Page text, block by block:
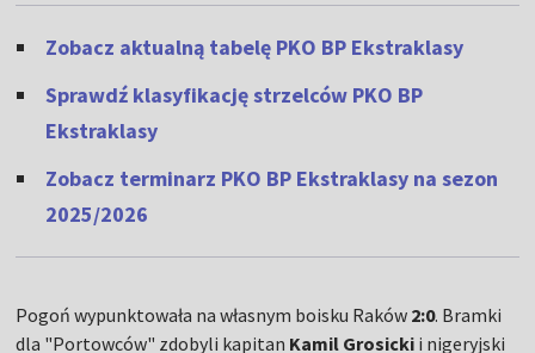
Zobacz aktualną tabelę PKO BP Ekstraklasy
Sprawdź klasyfikację strzelców PKO BP
Ekstraklasy
Zobacz terminarz PKO BP Ekstraklasy na sezon
2025/2026
Pogoń wypunktowała na własnym boisku Raków 2:0. Bramki
dla "Portowców" zdobyli kapitan Kamil Grosicki i nigeryjski